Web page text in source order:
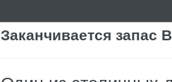
Заканчивается запас